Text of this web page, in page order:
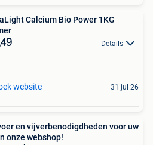
Calcium Bio Power 1KG
Details
website 31 jul 26
en vijverbenodigdheden voor uw
onze webshop!